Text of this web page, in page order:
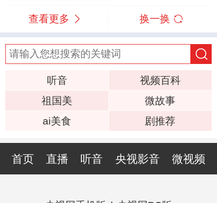
查看更多 换一换
听音
视频百科
祖国美
微故事
ai美食
剧推荐
首页 直播 听音 央视影音 微视频